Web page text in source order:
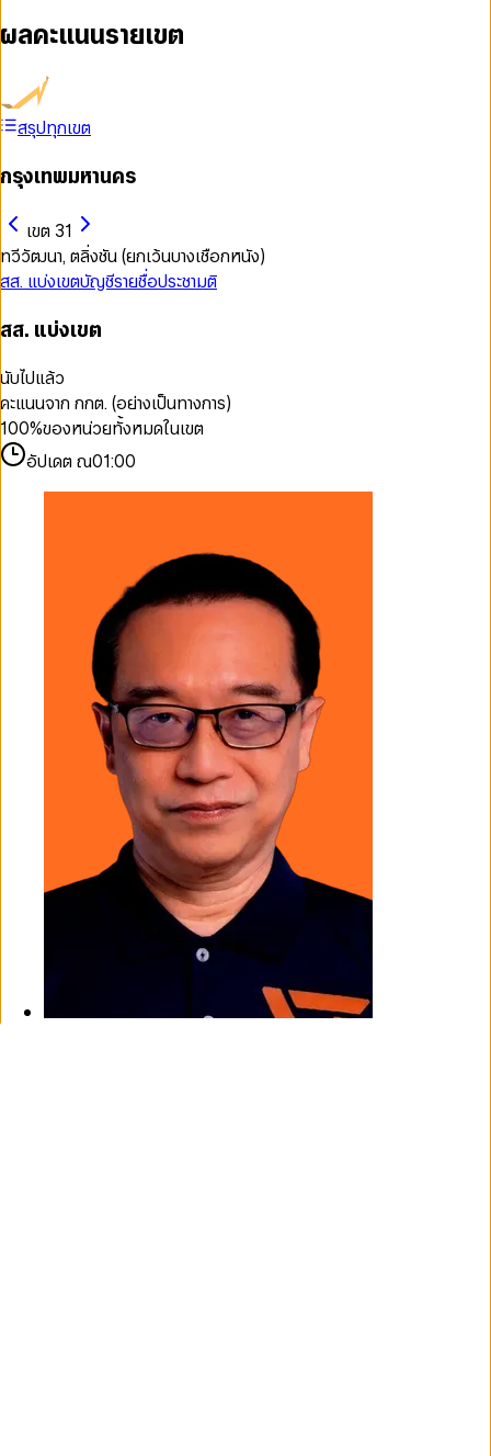
ผลคะแนนรายเขต
สรุปทุกเขต
กรุงเทพมหานคร
เขต 31
ทวีวัฒนา, ตลิ่งชัน (ยกเว้นบางเชือกหนัง)
สส. แบ่งเขตบัญชีรายชื่อประชามติ
สส. แบ่งเขต
นับไปแล้ว
คะแนนจาก กกต. (อย่างเป็นทางการ)
100%ของหน่วยทั้งหมดในเขต
อัปเดต ณ01:00